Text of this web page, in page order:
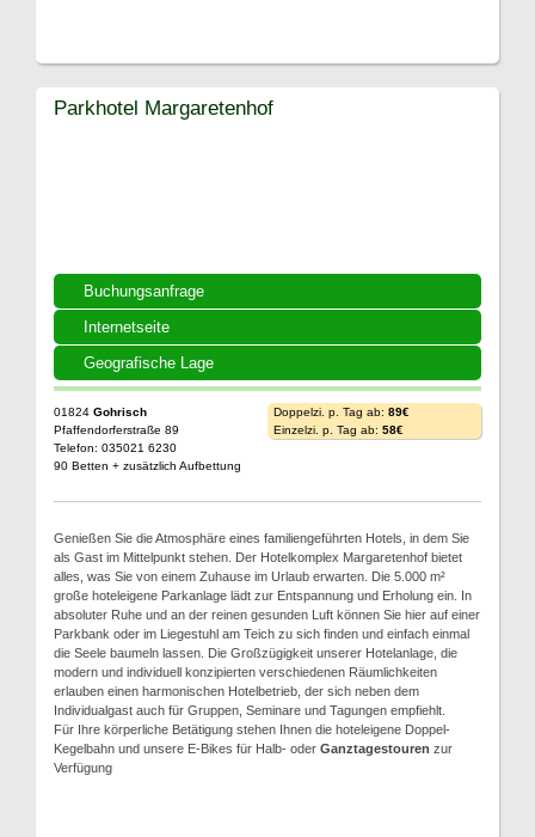
Buchungsanfrage
Internetseite
Geografische Lage
Parkhotel Margaretenhof
01824 Gohrisch
Pfaffendorferstraße 89
Telefon: 035021 6230
90 Betten + zusätzlich Aufbettung
Doppelzi. p. Tag ab: 89€
Einzelzi. p. Tag ab: 58€
Genießen Sie die Atmosphäre eines familiengeführten Hotels, in dem Sie
als Gast im Mittelpunkt stehen. Der Hotelkomplex Margaretenhof bietet
alles, was Sie von einem Zuhause im Urlaub erwarten. Die 5.000 m²
große hoteleigene Parkanlage lädt zur Entspannung und Erholung ein. In
absoluter Ruhe und an der reinen gesunden Luft können Sie hier auf einer
Parkbank oder im Liegestuhl am Teich zu sich finden und einfach einmal
die Seele baumeln lassen. Die Großzügigkeit unserer Hotelanlage, die
modern und individuell konzipierten verschiedenen Räumlichkeiten
erlauben einen harmonischen Hotelbetrieb, der sich neben dem
Individualgast auch für Gruppen, Seminare und Tagungen empfiehlt.
Für Ihre körperliche Betätigung stehen Ihnen die hoteleigene Doppel-
Kegelbahn und unsere E-Bikes für Halb- oder Ganztagestouren zur
Verfügung